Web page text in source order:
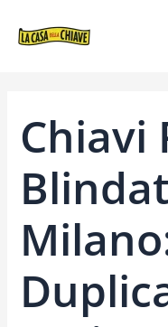
Chiavi
ARTICOLI